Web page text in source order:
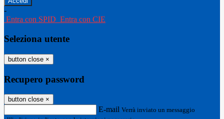
-
Entra con SPID Entra con CIE
Seleziona utente
button close ×
Recupero password
button close ×
E-mail Verrà inviato un messaggio